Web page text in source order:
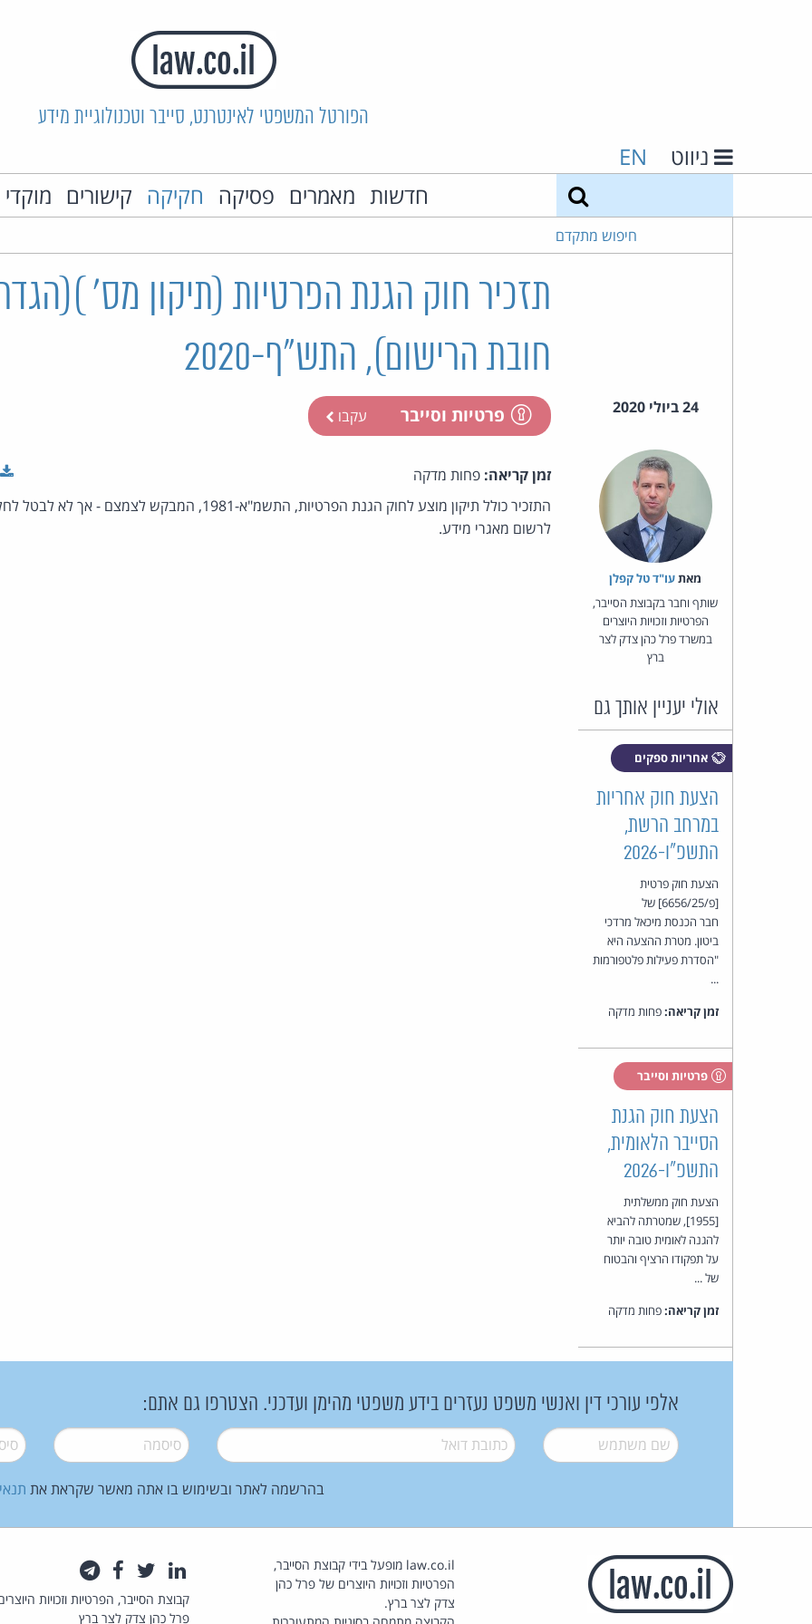
הפורטל המשפטי לאינטרנט, סייבר וטכנולוגיית מידע
ניווט EN
חדשות מאמרים פסיקה חקיקה קישורים
חיפוש מתקדם
תזכיר חוק הגנת הפרטיות (תיקון מס'
חובת הרישום), התש"ף-2020
24 ביולי 2020 פרטיות וסייבר עקבו
מאת‏עו"ד טל קפלן
שותף וחבר בקבוצת הסייבר,
הפרטיות וזכויות היוצרים
במשרד פרל כהן צדק לצר
ברץ
אולי יעניין אותך גם
אחריות ספקים
הצעת חוק אחריות
במרחב הרשת,
התשפ"ו-2026
הצעת חוק פרטית
[פ/6656/25] של
חבר הכנסת מיכאל מרדכי
ביטון. מטרת ההצעה היא
"הסדרת פעילות פלטפורמות
...
זמן קריאה:פחות מדקה
פרטיות וסייבר
הצעת חוק הגנת
הסייבר הלאומית,
התשפ"ו-2026
הצעת חוק ממשלתית
[1955], שמטרתה להביא
להגנה לאומית טובה יותר
על תפקודו הרציף והבטוח
של ...
זמן קריאה:פחות מדקה
זמן קריאה: פחות מדקה
התזכיר כולל תיקון מוצע לחוק הגנת הפרטיות, התשמ"א-1981,
לרשום מאגרי מידע.
אלפי עורכי דין ואנשי משפט נעזרים בידע משפטי מהימן ועדכני. הצטרפו גם אתם:
שם משתמש* דואל* סיסמה*
בהרשמה לאתר ובשימוש בו אתה מאשר שקראת את
law.co.il מופעל בידי קבוצת הסייבר,
הפרטיות וזכויות היוצרים של פרל כהן
צדק לצר ברץ.
לינקדאין
טוויטרפייסבוק
קבוצת הסייבר, הפרטיות וזכויות
פרל כהן צדק לצר ברץ